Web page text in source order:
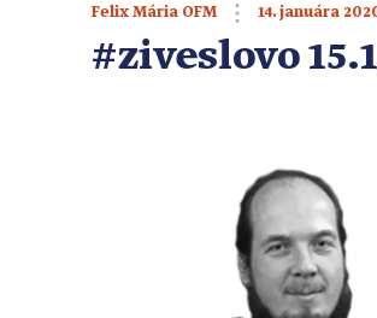
Felix Mária OFM 14. januára
#ziveslovo